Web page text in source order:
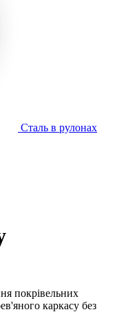
Сталь в рулонах
покрівельних
каркасу без